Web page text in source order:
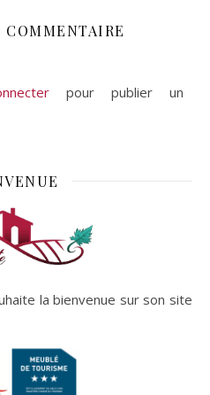
pour publier un
la bienvenue sur son site